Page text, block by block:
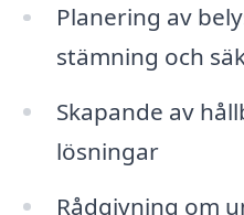
Planering av
stämning och
Skapande av
lösningar
Rådgivning om